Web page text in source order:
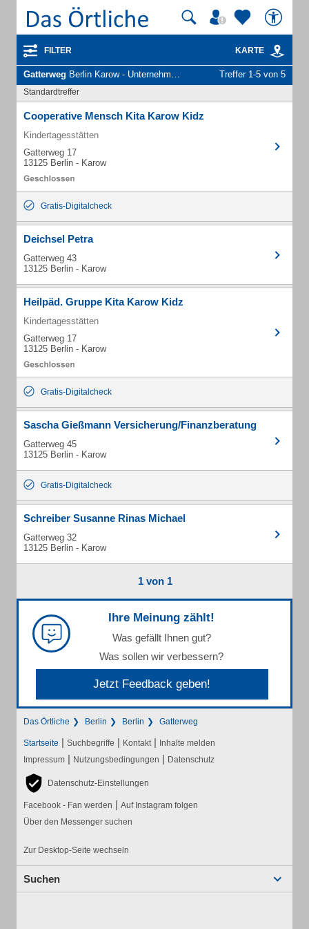
FILTER KARTE
Gatterweg Berlin Karow - Unternehmen und Personen Treffer 1-5 von 5
Standardtreffer
Cooperative Mensch Kita Karow Kidz
Kindertagesstätten
Gatterweg 17
13125 Berlin - Karow
Gratis-Digitalcheck
Deichsel Petra
Gatterweg 43
13125 Berlin - Karow
Heilpäd. Gruppe Kita Karow Kidz
Kindertagesstätten
Gatterweg 17
13125 Berlin - Karow
Gratis-Digitalcheck
Sascha Gießmann Versicherung/Finanzberatung
Gatterweg 45
13125 Berlin - Karow
Gratis-Digitalcheck
Schreiber Susanne Rinas Michael
Gatterweg 32
13125 Berlin - Karow
1 von 1
Ihre Meinung zählt!
Was gefällt Ihnen gut?
Was sollen wir verbessern?
Jetzt Feedback geben!
Das Örtliche Berlin Berlin Gatterweg
Startseite | Suchbegriffe | Kontakt | Inhalte melden
Impressum | Nutzungsbedingungen | Datenschutz
Datenschutz-Einstellungen
Facebook - Fan werden | Auf Instagram folgen
Über den Messenger suchen
Zur Desktop-Seite wechseln
Suchen